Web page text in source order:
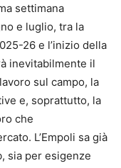
settimana
e luglio, tra la
26 e l’inizio della
inevitabilmente il
sul campo, la
e, soprattutto, la
che
L’Empoli sa già
sia per esigenze